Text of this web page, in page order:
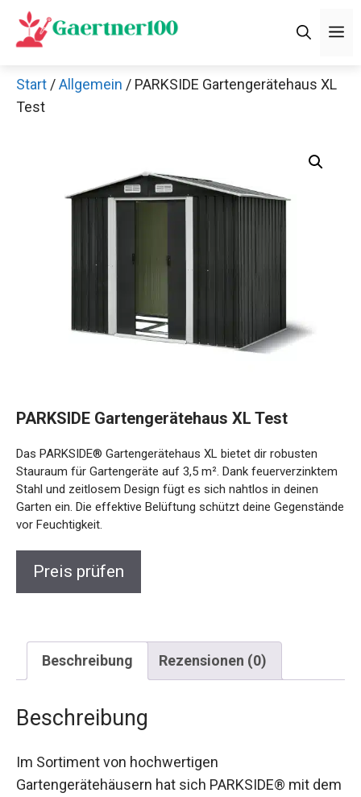
Zum
Inhalt
Start /Allgemein / PARKSIDE Gartengerätehaus XL
Test
PARKSIDE Gartengerätehaus XL Test
Das PARKSIDE® Gartengerätehaus XL bietet dir robusten
Stauraum für Gartengeräte auf 3,5 m². Dank feuerverzinktem
Stahl und zeitlosem Design fügt es sich nahtlos in deinen
Garten ein. Die effektive Belüftung schützt deine Gegenstände
vor Feuchtigkeit.
Preis prüfen
Beschreibung Rezensionen (0)
Beschreibung
Im Sortiment von hochwertigen
Gartengerätehäusern hat sich PARKSIDE® mit dem